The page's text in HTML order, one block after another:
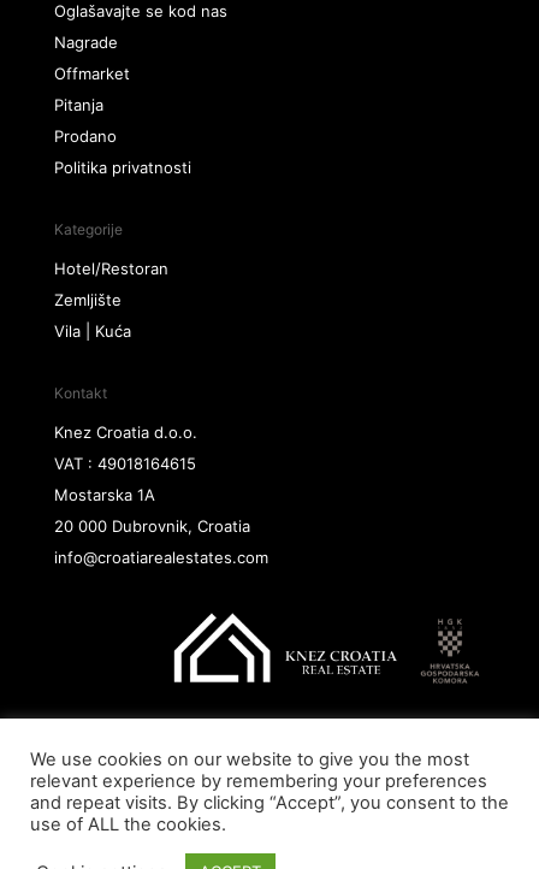
Oglašavajte se kod nas
Nagrade
Offmarket
Pitanja
Prodano
Politika privatnosti
Kategorije
Hotel/Restoran
Zemljište
Vila | Kuća
Kontakt
Knez Croatia d.o.o.
VAT : 49018164615
Mostarska 1A
20 000 Dubrovnik, Croatia
info@croatiarealestates.com
Copyright@ 2026 Knez Croatia d.o.o.
We use cookies on our website to give you the most
relevant experience by remembering your preferences
and repeat visits. By clicking “Accept”, you consent to the
use of ALL the cookies.